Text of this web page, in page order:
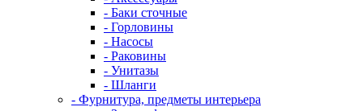
- Баки сточные
- Горловины
- Насосы
- Раковины
- Унитазы
- Шланги
- Фурнитура, предметы интерьера